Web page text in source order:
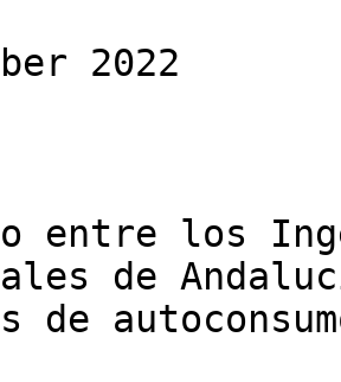
2022
entre los
de
de